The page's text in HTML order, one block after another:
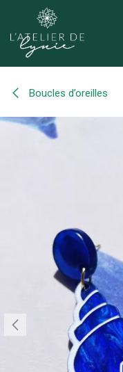
Se rendre au contenu
Boucles d’oreilles